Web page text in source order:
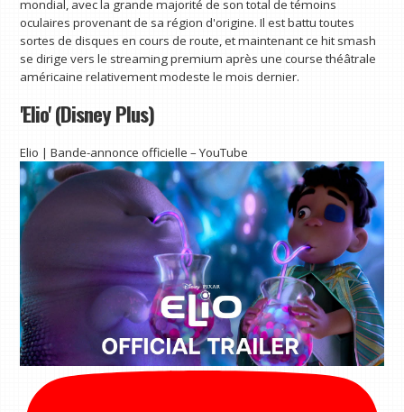
mondial, avec la grande majorité de son total de témoins
oculaires provenant de sa région d'origine. Il est battu toutes
sortes de disques en cours de route, et maintenant ce hit smash
se dirige vers le streaming premium après une course théâtrale
américaine relativement modeste le mois dernier.
'Elio' (Disney Plus)
Elio | Bande-annonce officielle – YouTube